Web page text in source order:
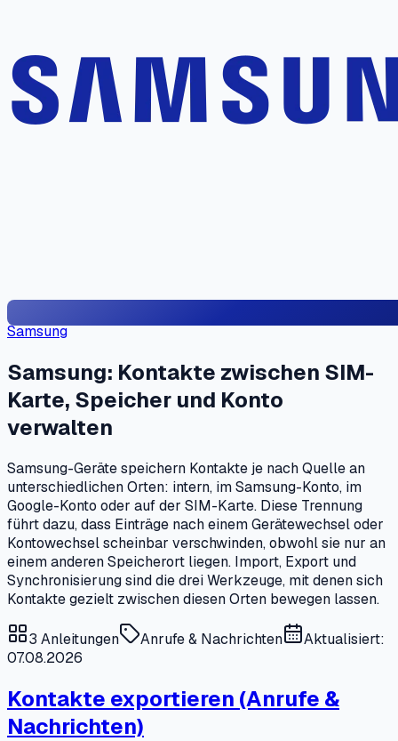
Samsung
Samsung: Kontakte zwischen SIM-
Karte, Speicher und Konto
verwalten
Samsung-Geräte speichern Kontakte je nach Quelle an
unterschiedlichen Orten: intern, im Samsung-Konto, im
Google-Konto oder auf der SIM-Karte. Diese Trennung
führt dazu, dass Einträge nach einem Gerätewechsel oder
Kontowechsel scheinbar verschwinden, obwohl sie nur an
einem anderen Speicherort liegen. Import, Export und
Synchronisierung sind die drei Werkzeuge, mit denen sich
Kontakte gezielt zwischen diesen Orten bewegen lassen.
3 Anleitungen Anrufe & Nachrichten
Aktualisiert:
07.08.2026
Kontakte exportieren (Anrufe &
Nachrichten)